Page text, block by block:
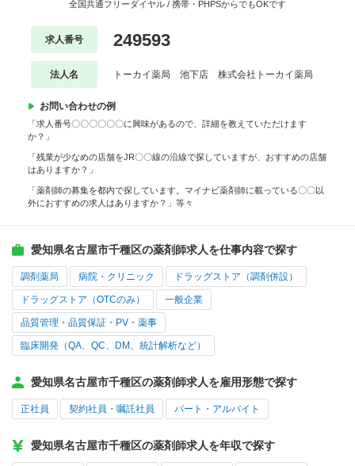
全国共通フリーダイヤル / 携帯・PHPSからでもOKです
求人番号 249593
法人名 トーカイ薬局 池下店 株式会社トーカイ薬局
お問い合わせの例
「求人番号〇〇〇〇〇〇に興味があるので、詳細を教えていただけます
か？」
「残業が少なめの店舗をJR〇〇線の沿線で探していますが、おすすめの店舗
はありますか？」
「薬剤師の募集を都内で探しています。マイナビ薬剤師に載っている〇〇以
外におすすめの求人はありますか？」等々
愛知県名古屋市千種区の薬剤師求人を仕事内容で探す
調剤薬局 病院・クリニック ドラッグストア（調剤併設）
ドラッグストア（OTCのみ） 一般企業
品質管理・品質保証・PV・薬事
臨床開発（QA、QC、DM、統計解析など）
愛知県名古屋市千種区の薬剤師求人を雇用形態で探す
正社員 契約社員・嘱託社員 パート・アルバイト
愛知県名古屋市千種区の薬剤師求人を年収で探す